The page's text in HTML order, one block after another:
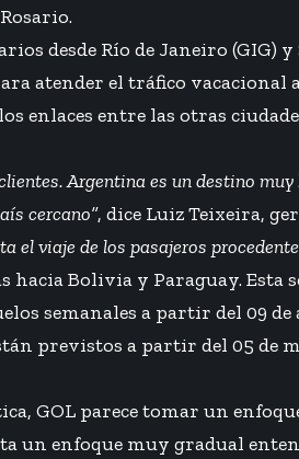
Río de Janeiro (GIG) y
atender el tráfico
enlaces entre las otras
Argentina es un destino
cercano”, dice Luiz Teixeira,
viaje de los pasajeros
Bolivia y Paraguay. Esta
semanales a partir del 09
previstos a partir del 05 de
GOL parece tomar un
un enfoque muy gradual